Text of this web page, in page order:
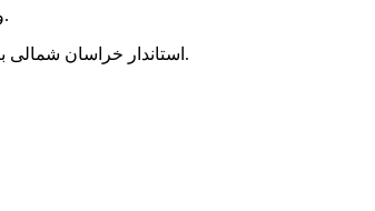
وی با اشاره به اینکه دشمنان با تمام توان اعتقادات مردم ایران را مورد هجمه قرار می‌دهند، ادامه داد: ایستادگی مردم در این گونه موارد نشان داده شده است.
استاندار خراسان شمالی بیان داشت: کلیه توصیه‌های مقام معظم رهبری به حفظ انسجام و ایمانی است که باعث پایداری نظام شده و این ثبات به واسطه معنویتی است که مردم دارند.